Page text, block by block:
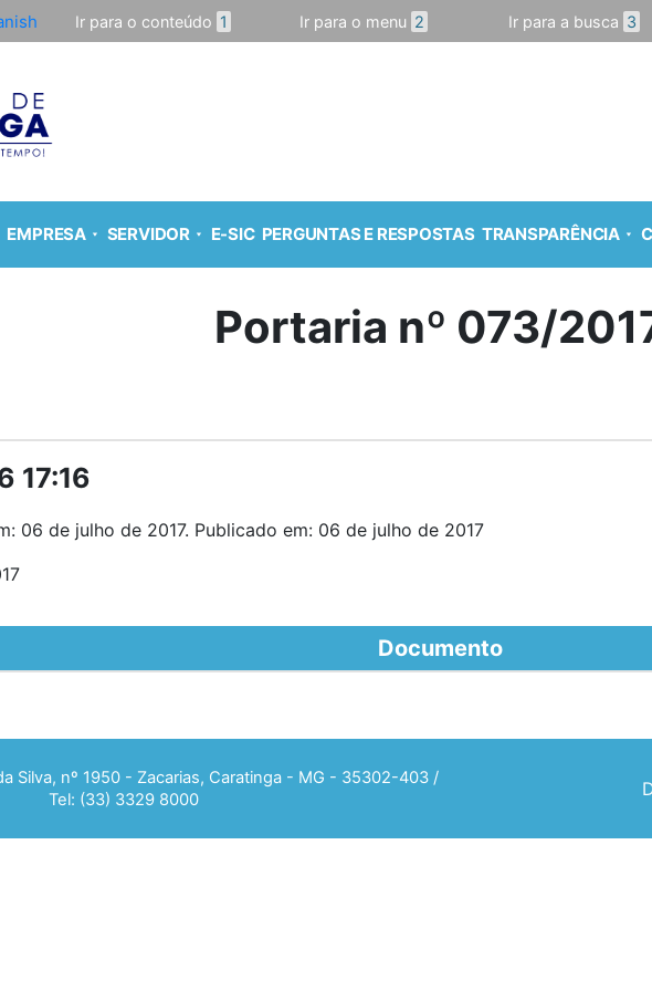
Ir para o conteúdo 1 Ir para o menu 2 Ir para a busca 3
EMPRESA SERVIDOR E-SIC PERGUNTAS E RESPOSTAS TRANSPARÊNCIA
Portaria nº 073/
17:16
06 de julho de 2017. Publicado em: 06 de julho de 2017
Documento
Silva, nº 1950 - Zacarias, Caratinga - MG - 35302-403 /
Tel: (33) 3329 8000